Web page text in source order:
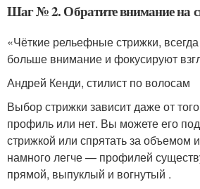
Шаг № 2. Обратите внимание на
«Чёткие рельефные стрижки,
больше внимание и фокусируют
Андрей Кенди, стилист по волосам
Выбор стрижки зависит даже от
профиль или нет. Вы можете его
стрижкой или спрятать за объемом
намного легче — профилей
прямой, выпуклый и вогнутый .